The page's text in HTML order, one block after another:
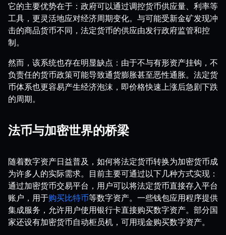
它的主要优势在于：政府可以通过调控货币供应量、利率等
工具，更灵活地应对经济周期变化。与可能受新金矿发现冲
击的商品货币不同，法定货币的供应由发行政府监管和控
制。
然而，该系统也存在明显缺点：由于不与有形资产挂钩，不
负责任的货币政策可能导致通货膨胀甚至恶性通胀。法定货
币体系也更容易产生经济泡沫，即价格快速上涨后急剧下跌
的周期。
法币与加密世界的桥梁
随着数字资产日益普及，如何将法定货币转换为加密货币成
为许多人的实际需求。目前主要可通过以下几种方式实现：
通过加密货币交易平台，用户可以将法定货币直接存入平台
账户，用于购买比特币等数字资产。一些钱包应用程序提供
集成服务，允许用户使用银行卡直接购买数字资产。部分国
家还设有加密货币自动柜员机，可用现金购买数字资产。